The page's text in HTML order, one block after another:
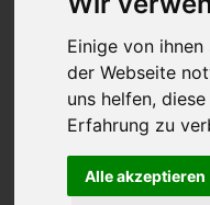
Einige von
der Webseite
uns helfen,
Erfahrung zu
Alle akzeptieren
IMPRESSUM
DATENSCHUTZ